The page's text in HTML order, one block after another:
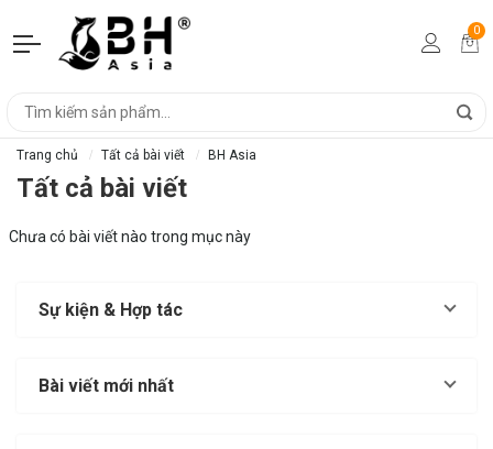
0
Trang chủ Tất cả bài viết BH Asia
Tất cả bài viết
Chưa có bài viết nào trong mục này
Sự kiện & Hợp tác
Bài viết mới nhất